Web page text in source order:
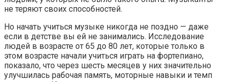
не теряют своих способностей.
Но начать учиться музыке никогда не поздно — даже
если в детстве вы ей не занимались. Исследование
людей в возрасте от 65 до 80 лет, которые только в
этом возрасте начали учиться играть на фортепиано,
показало, что через шесть месяцев у них значительно
улучшилась рабочая память, моторные навыки и темп